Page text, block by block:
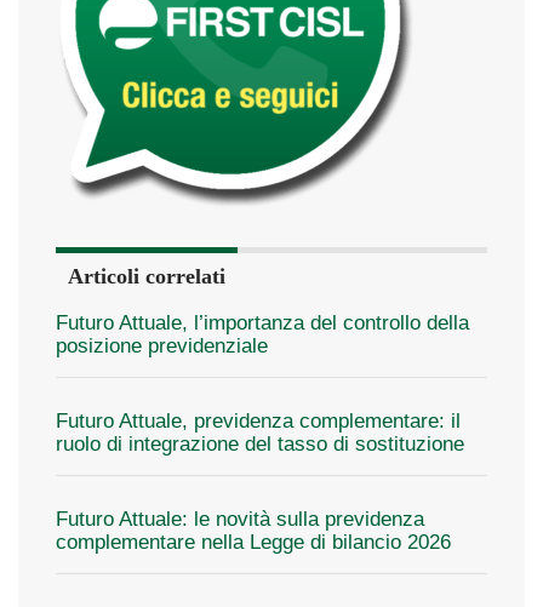
Articoli correlati
Futuro Attuale, l’importanza del controllo della
posizione previdenziale
Futuro Attuale, previdenza complementare: il
ruolo di integrazione del tasso di sostituzione
Futuro Attuale: le novità sulla previdenza
complementare nella Legge di bilancio 2026